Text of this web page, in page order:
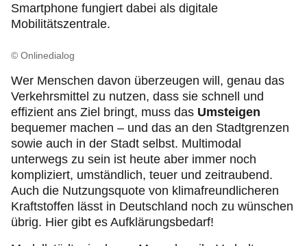
Smartphone fungiert dabei als digitale
Mobilitätszentrale.
© Onlinedialog
Wer Menschen davon überzeugen will, genau das
Verkehrsmittel zu nutzen, dass sie schnell und
effizient ans Ziel bringt, muss das Umsteigen
bequemer machen – und das an den Stadtgrenzen
sowie auch in der Stadt selbst. Multimodal
unterwegs zu sein ist heute aber immer noch
kompliziert, umständlich, teuer und zeitraubend.
Auch die Nutzungsquote von klimafreundlicheren
Kraftstoffen lässt in Deutschland noch zu wünschen
übrig. Hier gibt es Aufklärungsbedarf!